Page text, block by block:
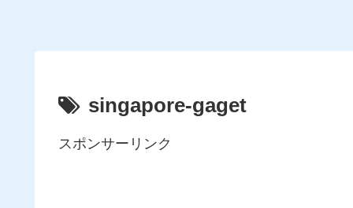
singapore-gaget
スポンサーリンク